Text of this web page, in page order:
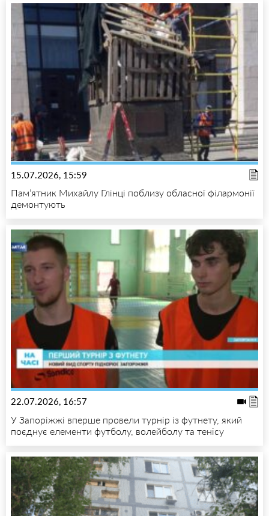
15.07.2026, 15:59
Пам’ятник Михайлу Глінці поблизу обласної філармонії
демонтують
22.07.2026, 16:57
У Запоріжжі вперше провели турнір із футнету, який
поєднує елементи футболу, волейболу та тенісу